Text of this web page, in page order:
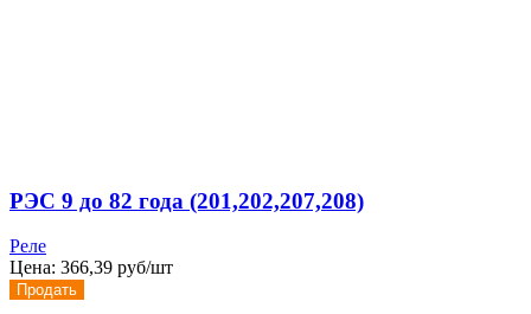
РЭС 9 до 82 года (201,202,207,208)
Реле
Цена: 366,39 руб/шт
Продать